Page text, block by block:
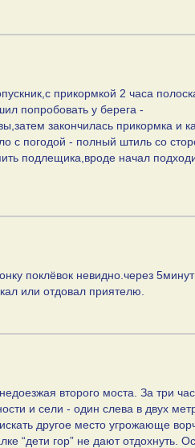
прикормкой 2 часа
попробовать у берега -
закончилась прикормка и
с погодой - полный штиль со
подлещика,вроде начал
поклёвок невидно.через
или отдовал приятелю.
второго моста. За три
и сели - один слева в двух
другое место угрожающе
“дети гор” не дают отдохнуть.